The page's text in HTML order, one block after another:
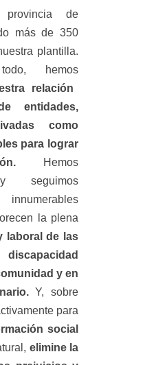
de
más de 350
plantilla.
hemos
relación
entidades,
como
para lograr
Hemos
seguimos
la plena
laboral de las
y en
Y, sobre
para
social
elimine la